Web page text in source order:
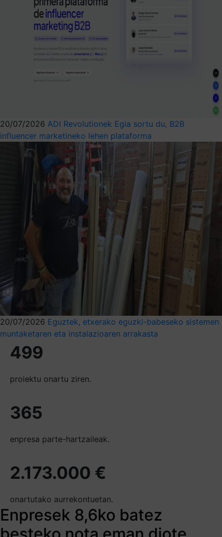
20/07/2026 ADI Revolutionek Egia sortu du, B2B
influencer marketineko lehen plataforma
20/07/2026 Eguztek, etxerako eguzki-babeseko sistemen
muntaketaren eta instalazioaren arrakasta
499
proiektu onartu ziren.
365
enpresa parte-hartzaileak.
2.173.000 €
onartutako aurrekontuetan.
Enpresek 8,6ko batez